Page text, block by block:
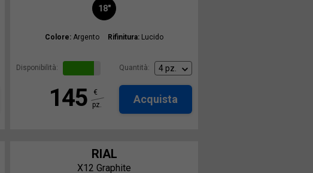
18"
Colore: Argento Rifinitura: Lucido
Disponibilità: Quantità:
145
€
pz.
Acquista
RIAL
X12 Graphite